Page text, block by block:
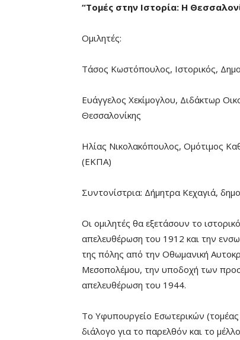
“Τομές στην Ιστορία: Η
Ομιλητές:
Τάσος Κωστόπουλος, Ιστορικός,
Ευάγγελος Χεκίμογλου, Διδάκτωρ
Θεσσαλονίκης
Ηλίας Νικολακόπουλος, Ομότιμος
(ΕΚΠΑ)
Συντονίστρια: Δήμητρα Κεχαγιά,
Οι ομιλητές θα εξετάσουν το
απελευθέρωση του 1912 και την
της πόλης από την Οθωμανική
Μεσοπολέμου, την υποδοχή των
απελευθέρωση του 1944.
Το Υφυπουργείο Εσωτερικών
διάλογο για το παρελθόν και το